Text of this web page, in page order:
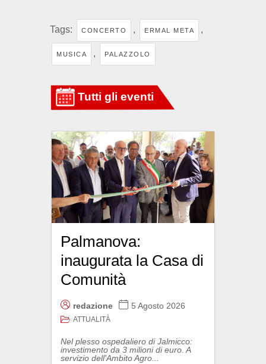
Tags: CONCERTO , ERMAL META ,
MUSICA , PALAZZOLO
Palmanova:
inaugurata la Casa di
Comunità
redazione 5 Agosto 2026
ATTUALITÀ
Nel plesso ospedaliero di Jalmicco:
investimento da 3 milioni di euro. A
servizio dell'Ambito Agro...